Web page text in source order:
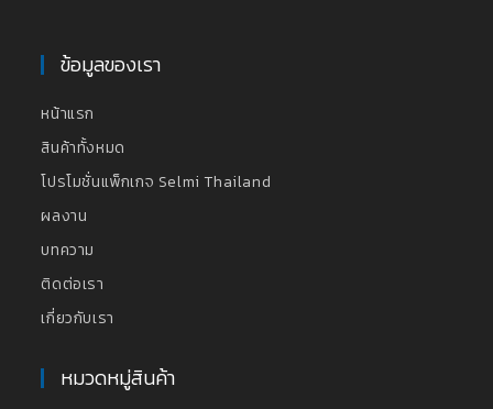
ข้อมูลของเรา
หน้าแรก
สินค้าทั้งหมด
โปรโมชั่นแพ็กเกจ Selmi Thailand
ผลงาน
บทความ
ติดต่อเรา
เกี่ยวกับเรา
หมวดหมู่สินค้า